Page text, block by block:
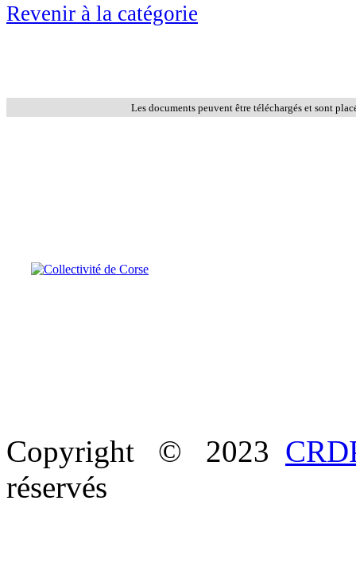
Revenir à la catégorie
Les documents peuvent être téléchargés et sont
Copyright © 2023
réservés